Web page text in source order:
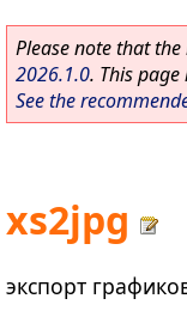
Please note that
2026.1.0. This
See the
xs2jpg
экспорт